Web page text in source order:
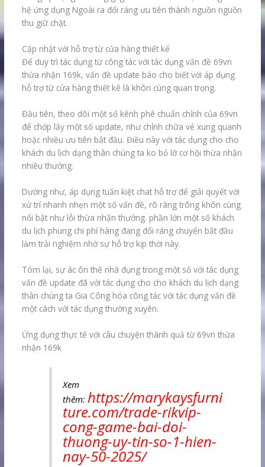
hệ ứng dụng Ngoài ra đổi ráng ưu tiên thành nguồn nguồn
thu giữ chặt.
Cập nhật với hỗ trợ từ cửa hàng thiết kế
Để duy trì tác dụng từ công tác với tác dụng vấn đề 69vn
thừa nhận 169k, vấn đề update báo cho biết với áp dụng
hỗ trợ từ cửa hàng thiết kế là khôn cùng quan trọng.
Đầu tiên, theo dõi một số kênh phê chuẩn chỉnh của 69vn
để chớp lấy một số update, như chỉnh chữa vẻ xung quanh
hoặc nhiều ưu tiên bắt đầu. Điều này với tác dụng cho cho
khách du lịch dạng thân chúng ta ko bỏ lỡ cơ hội thừa nhận
nhiều thưởng.
Dường như, áp dụng tuấn kiệt chat hỗ trợ để giải quyết với
xử trí nhanh nhẹn một số vấn đề, rõ ràng trông khôn cùng
nổi bật như lỗi thừa nhận thưởng. phần lớn một số khách
du lịch phung chi phí hàng đang đổi ráng chuyển bắt đầu
làm trải nghiệm nhờ sự hỗ trợ kịp thời này.
Tóm lại, sự ác ôn thế nhà đụng trong một số với tác dụng
vấn đề update đã với tác dụng cho cho khách du lịch dạng
thân chúng ta Gia Công hóa công tác với tác dụng vấn đề
một cách với tác dụng thường xuyên.
Ứng dụng thực tế với câu chuyện thành quả từ 69vn thừa
nhận 169k
Xem
thêm: https://marykaysfurni
ture.com/trade-rikvip-
cong-game-bai-doi-
thuong-uy-tin-so-1-hien-
nay-50-2025/